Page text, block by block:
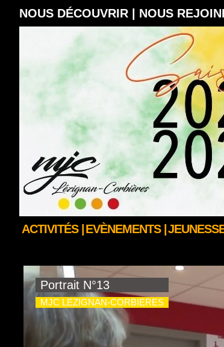
NOUS DÉCOUVRIR | NOUS
ACTIVITÉS | EVÈNEMENTS | JEUNESSE